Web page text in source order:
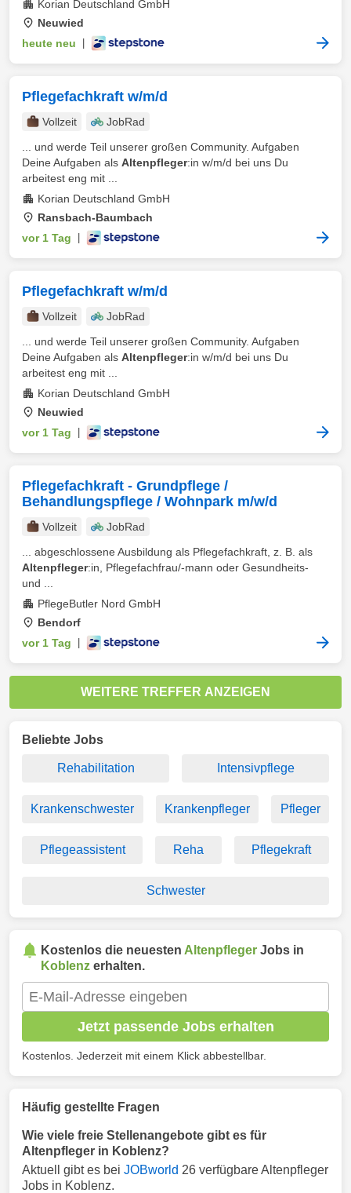
Korian Deutschland GmbH
Neuwied
heute neu
Pflegefachkraft w/m/d
Vollzeit
JobRad
... und werde Teil unserer großen Community. Aufgaben
Deine Aufgaben als Altenpfleger:in w/m/d bei uns Du
arbeitest eng mit ...
Korian Deutschland GmbH
Ransbach-Baumbach
vor 1 Tag
Pflegefachkraft w/m/d
Vollzeit
JobRad
... und werde Teil unserer großen Community. Aufgaben
Deine Aufgaben als Altenpfleger:in w/m/d bei uns Du
arbeitest eng mit ...
Korian Deutschland GmbH
Neuwied
vor 1 Tag
Pflegefachkraft - Grundpflege /
Behandlungspflege / Wohnpark m/w/d
Vollzeit
JobRad
... abgeschlossene Ausbildung als Pflegefachkraft, z. B. als
Altenpfleger:in, Pflegefachfrau/-mann oder Gesundheits-
und ...
PflegeButler Nord GmbH
Bendorf
vor 1 Tag
WEITERE TREFFER ANZEIGEN
Beliebte Jobs
Rehabilitation Intensivpflege
Krankenschwester Krankenpfleger Pfleger
Pflegeassistent Reha Pflegekraft
Schwester
Kostenlos die neuesten Altenpfleger Jobs in
Koblenz erhalten.
Jetzt passende Jobs erhalten
Kostenlos. Jederzeit mit einem Klick abbestellbar.
Häufig gestellte Fragen
Wie viele freie Stellenangebote gibt es für
Altenpfleger in Koblenz?
Aktuell gibt es bei JOBworld 26 verfügbare Altenpfleger
Jobs in Koblenz.